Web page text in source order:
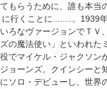
てもらうために、誰も本当
に行くことに........。1939
いろなヴァージョンでＴＶ
ズの魔法使い」といわれた
役でマイケル・ジャクソン
ジョーンズ。クインシーと
にソロ・デビューし、世界